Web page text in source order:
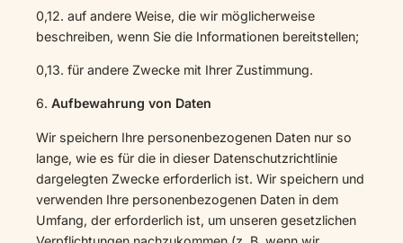
0,12. auf andere Weise, die wir möglicherweise
beschreiben, wenn Sie die Informationen bereitstellen;
0,13. für andere Zwecke mit Ihrer Zustimmung.
6. Aufbewahrung von Daten
Wir speichern Ihre personenbezogenen Daten nur so
lange, wie es für die in dieser Datenschutzrichtlinie
dargelegten Zwecke erforderlich ist. Wir speichern und
verwenden Ihre personenbezogenen Daten in dem
Umfang, der erforderlich ist, um unseren gesetzlichen